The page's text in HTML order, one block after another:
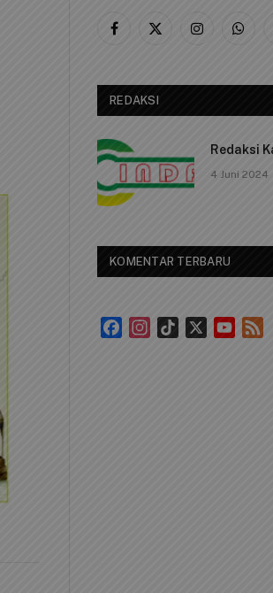
Facebook
X
Instagram
REDAKSI
Redaksi
4 Juni 2024
KOMENTAR TERBARU
FacebookInstagram
TikTok